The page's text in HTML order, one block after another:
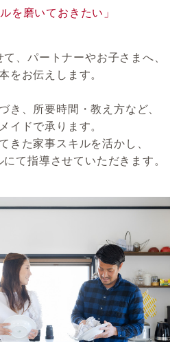
を磨いておきたい」
て、パートナーやお子さまへ、
をお伝えします。
き、所要時間・教え方など、
イドで承ります。
きた家事スキルを活かし、
にて指導させていただきます。